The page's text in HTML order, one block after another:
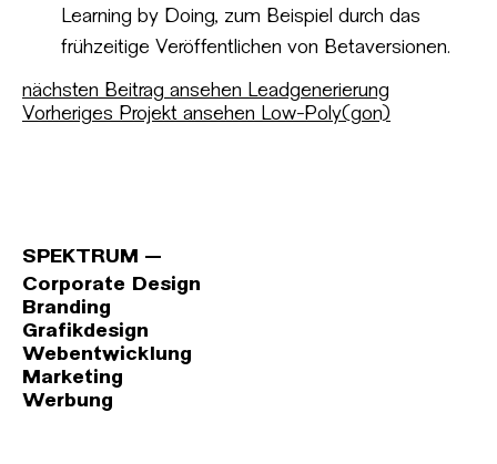
Learning by Doing, zum Beispiel durch das
frühzeitige Veröffentlichen von Betaversionen.
nächsten Beitrag ansehen Leadgenerierung
Vorheriges Projekt ansehen Low-Poly(gon)
SPEKTRUM
Corporate Design
Branding
Grafikdesign
Webentwicklung
Marketing
Werbung